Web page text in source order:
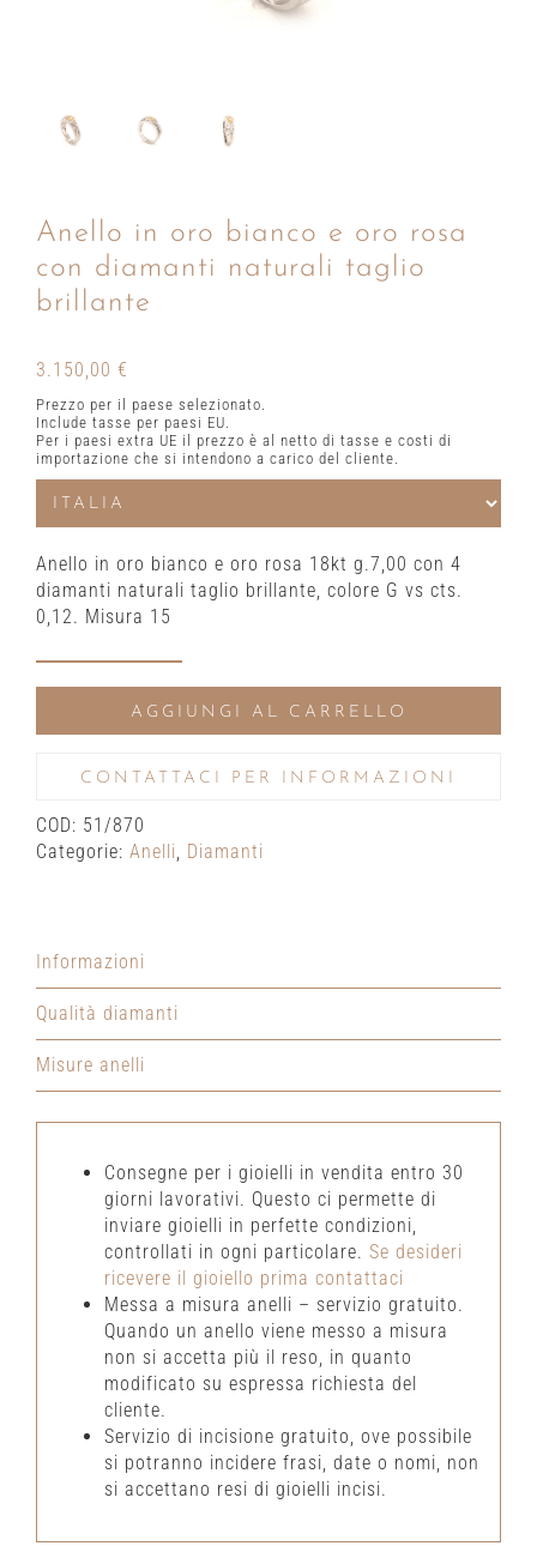
Anello in oro bianco e oro rosa
con diamanti naturali taglio
brillante
3.150,00 €
Prezzo per il paese selezionato.
Include tasse per paesi EU.
Per i paesi extra UE il prezzo è al netto di tasse e costi di
importazione che si intendono a carico del cliente.
Anello in oro bianco e oro rosa 18kt g.7,00 con 4
diamanti naturali taglio brillante, colore G vs cts.
0,12. Misura 15
oro
e
rosa
con
brillante
quantità
AGGIUNGI AL CARRELLO
CONTATTACI PER INFORMAZIONI
COD: 51/870
Categorie: Anelli Diamanti
Informazioni
Qualità diamanti
Misure anelli
Consegne per i gioielli in vendita entro 30
giorni lavorativi. Questo ci permette di
inviare gioielli in perfette condizioni,
controllati in ogni particolare. Se desideri
ricevere il gioiello prima contattaci
Messa a misura anelli – servizio gratuito.
Quando un anello viene messo a misura
non si accetta più il reso, in quanto
modificato su espressa richiesta del
cliente.
Servizio di incisione gratuito, ove possibile
si potranno incidere frasi, date o nomi, non
si accettano resi di gioielli incisi.